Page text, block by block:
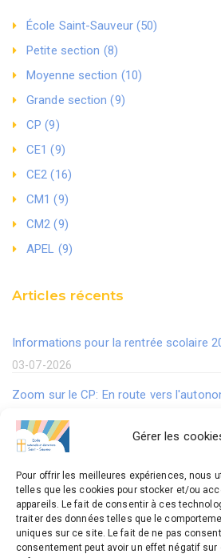
Gérer les
Pour offrir les meilleures expériences, nous
telles que les cookies pour stocker et/ou
appareils. Le fait de consentir à ces
traiter des données telles que le
uniques sur ce site. Le fait de ne pas
consentement peut avoir un effet négatif
École Saint-Sauveur (50)
Petite section (8)
Moyenne section (10)
Grande section (9)
CP (9)
CE1 (9)
CE2 (16)
CM1 (9)
CM2 (9)
APEL (9)
Articles récents
Informations pour la rentrée scolaire
03-07-2026
Zoom sur le CP: En route vers
Ateliers périscolaires 2025-2026
30-04-2025
En CM2 on progresse en
06-02-2025